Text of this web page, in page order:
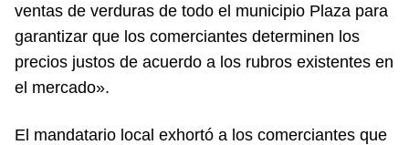
ventas de verduras de todo el municipio Plaza para
garantizar que los comerciantes determinen los
precios justos de acuerdo a los rubros existentes en
el mercado».
El mandatario local exhortó a los comerciantes que